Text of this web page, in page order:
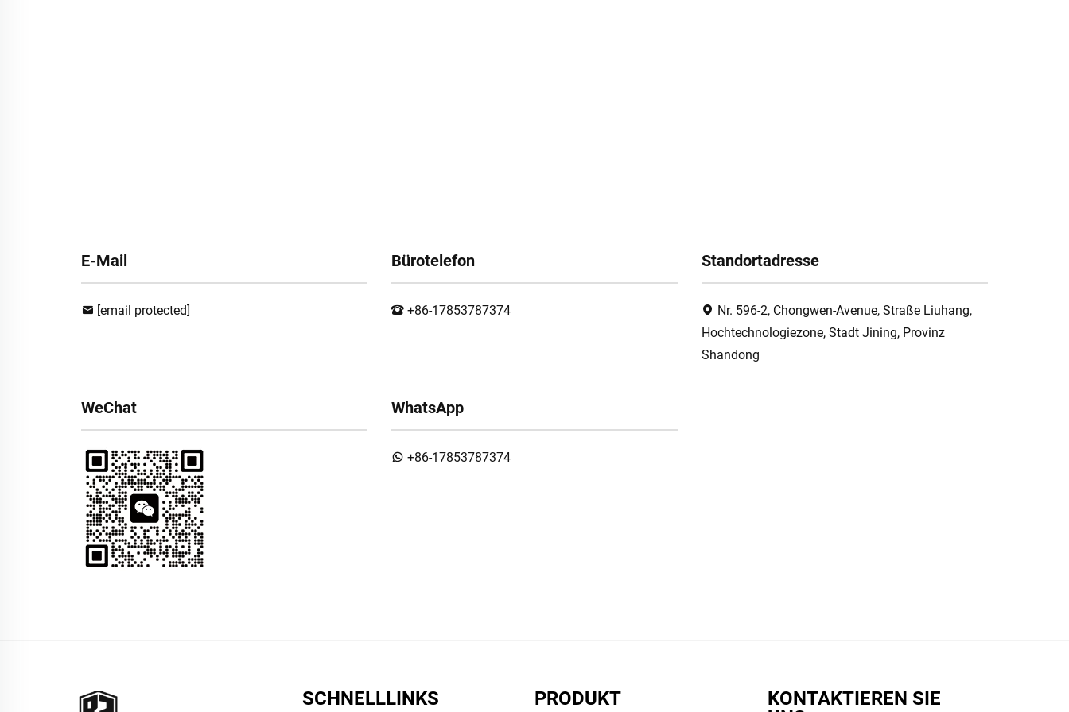
E-Mail
[email protected]
Bürotelefon
+86-17853787374
Standortadresse
Nr. 596-2, Chongwen-Avenue, Straße Liuhang,
Hochtechnologiezone, Stadt Jining, Provinz
Shandong
WeChat WhatsApp
+86-17853787374
SCHNELLLINKS PRODUKT
KONTAKTIEREN SIE